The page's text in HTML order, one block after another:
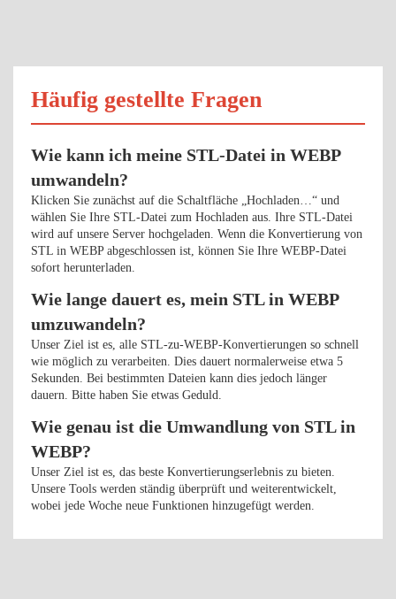
Häufig gestellte Fragen
Wie kann ich meine STL-Datei in WEBP
umwandeln?
Klicken Sie zunächst auf die Schaltfläche „Hochladen…“ und
wählen Sie Ihre STL-Datei zum Hochladen aus. Ihre STL-Datei
wird auf unsere Server hochgeladen. Wenn die Konvertierung von
STL in WEBP abgeschlossen ist, können Sie Ihre WEBP-Datei
sofort herunterladen.
Wie lange dauert es, mein STL in WEBP
umzuwandeln?
Unser Ziel ist es, alle STL-zu-WEBP-Konvertierungen so schnell
wie möglich zu verarbeiten. Dies dauert normalerweise etwa 5
Sekunden. Bei bestimmten Dateien kann dies jedoch länger
dauern. Bitte haben Sie etwas Geduld.
Wie genau ist die Umwandlung von STL in
WEBP?
Unser Ziel ist es, das beste Konvertierungserlebnis zu bieten.
Unsere Tools werden ständig überprüft und weiterentwickelt,
wobei jede Woche neue Funktionen hinzugefügt werden.